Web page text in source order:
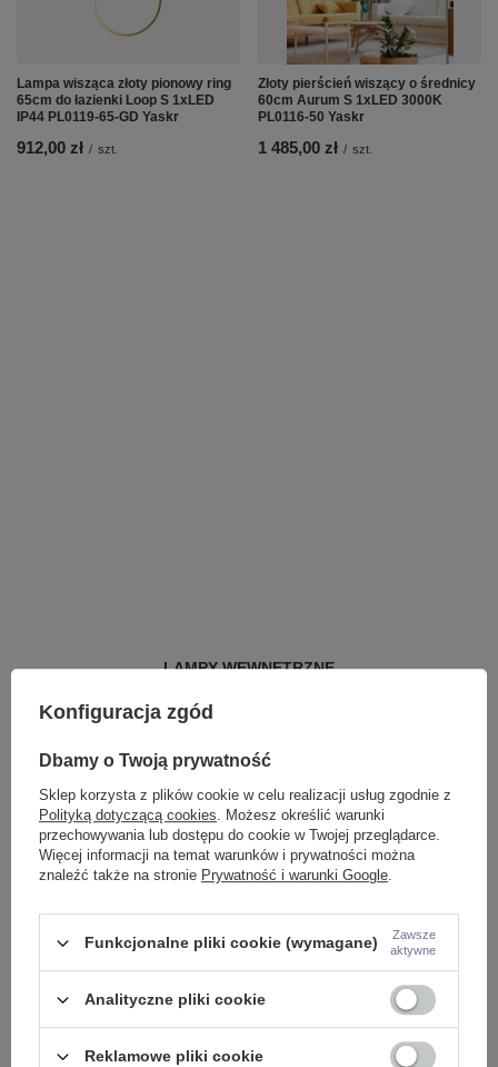
Lampa wisząca złoty pionowy ring
65cm do łazienki Loop S 1xLED
IP44 PL0119-65-GD Yaskr
912,00 zł / szt.
Złoty pierścień wiszący o średnicy
60cm Aurum S 1xLED 3000K
PL0116-50 Yaskr
1 485,00 zł / szt.
LAMPY WEWNĘTRZNE
ŻYRANDOLE
ŻYRANDOLE KRYSZTAŁOWE
LAMPY WISZĄCE - OKRĘGI
KINKIETY DO SYPIALNI
LAMPY SUFITOWE OKRĄGŁE
LAMPY WISZĄCE
SŁUPKI OGRODOWE
LAMPY OGRODOWE - WISZĄCE
LAMPY WISZĄCE - ZEWNĘTRZNE
LAMPY OGRODOWE - SUFITOWE
GIRLANDY OGRODOWE
Konfiguracja zgód
Dbamy o Twoją prywatność
Sklep korzysta z plików cookie w celu realizacji usług zgodnie z
Polityką dotyczącą cookies. Możesz określić warunki
przechowywania lub dostępu do cookie w Twojej przeglądarce.
Więcej informacji na temat warunków i prywatności można
znaleźć także na stronie Prywatność i warunki Google.
Funkcjonalne pliki cookie (wymagane)
Zawsze
aktywne
Analityczne pliki cookie
Reklamowe pliki cookie